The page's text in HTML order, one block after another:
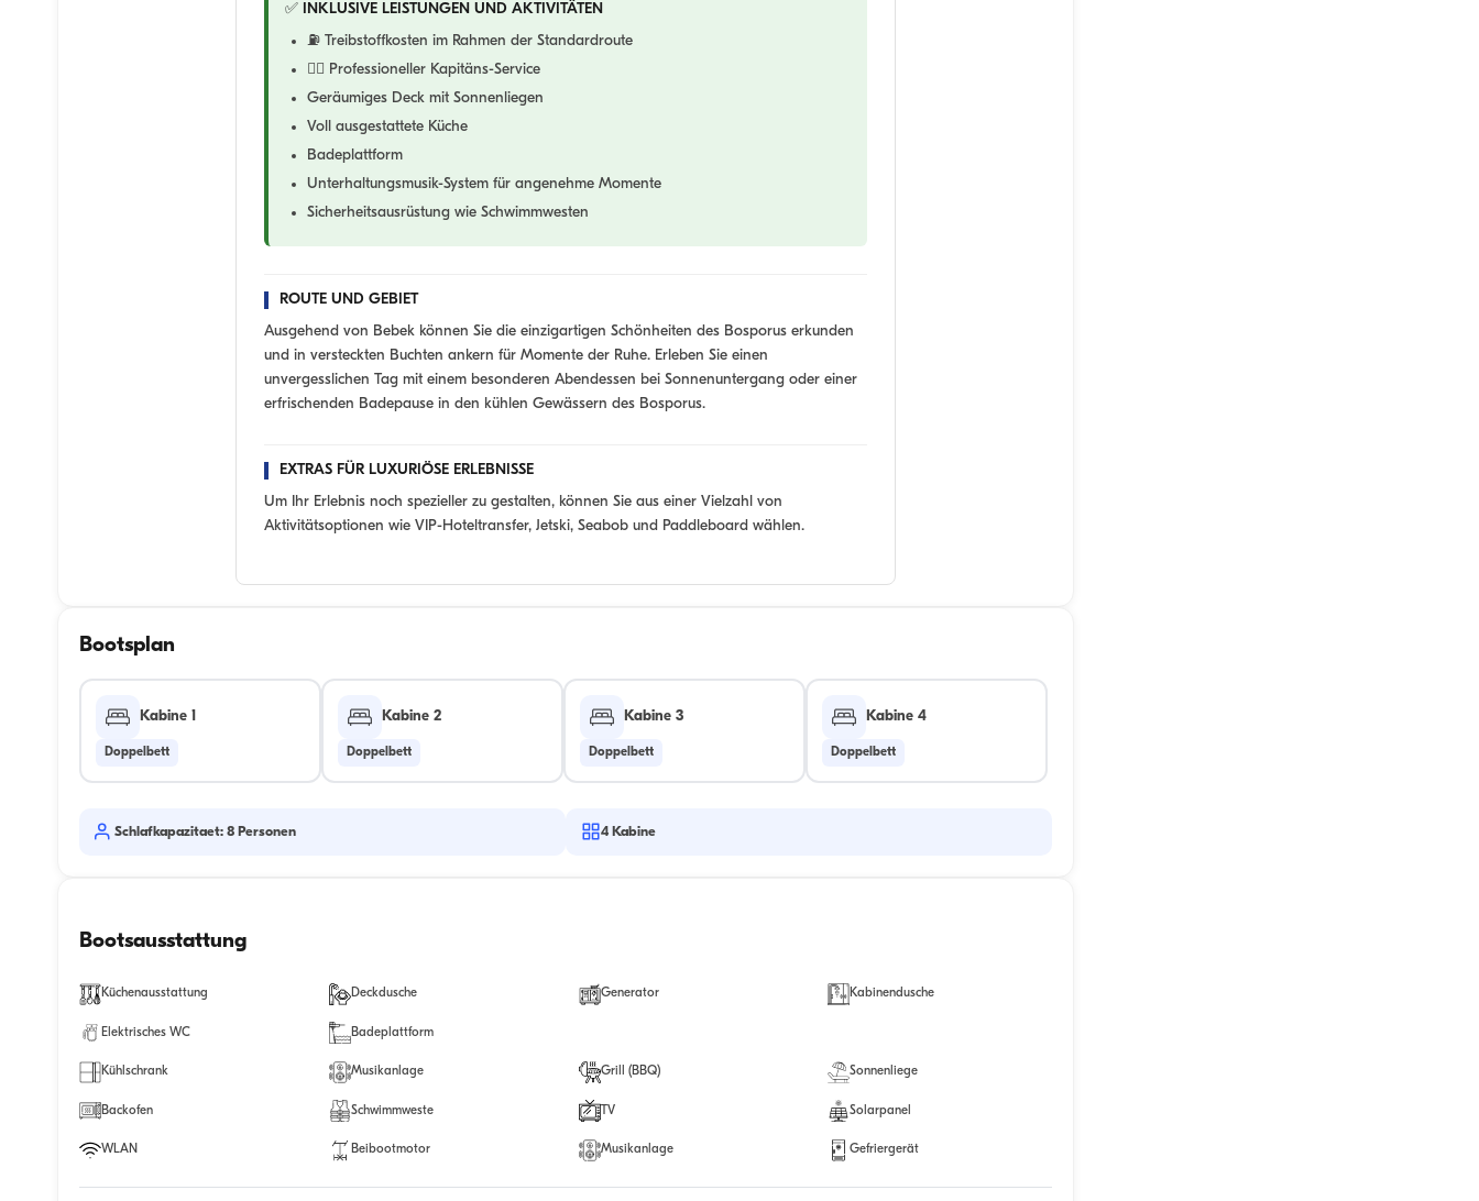
✅ INKLUSIVE LEISTUNGEN UND AKTIVITÄTEN
⛽ Treibstoffkosten im Rahmen der Standardroute
👨‍✈️ Professioneller Kapitäns-Service
Geräumiges Deck mit Sonnenliegen
Voll ausgestattete Küche
Badeplattform
Unterhaltungsmusik-System für angenehme Momente
Sicherheitsausrüstung wie Schwimmwesten
ROUTE UND GEBIET
Ausgehend von Bebek können Sie die einzigartigen Schönheiten des Bosporus erkunden
und in versteckten Buchten ankern für Momente der Ruhe. Erleben Sie einen
unvergesslichen Tag mit einem besonderen Abendessen bei Sonnenuntergang oder einer
erfrischenden Badepause in den kühlen Gewässern des Bosporus.
EXTRAS FÜR LUXURIÖSE ERLEBNISSE
Um Ihr Erlebnis noch spezieller zu gestalten, können Sie aus einer Vielzahl von
Aktivitätsoptionen wie VIP-Hoteltransfer, Jetski, Seabob und Paddleboard wählen.
Bootsplan
Kabine 1
Doppelbett
Kabine 2
Doppelbett
Kabine 3
Doppelbett
Kabine 4
Doppelbett
Schlafkapazitaet: 8 Personen 4 Kabine
Bootsausstattung
Küchenausstattung Deckdusche Generator Kabinendusche
Elektrisches WC Badeplattform
Kühlschrank Musikanlage Grill (BBQ) Sonnenliege
Backofen Schwimmweste TV Solarpanel
WLAN Beibootmotor Musikanlage Gefriergerät